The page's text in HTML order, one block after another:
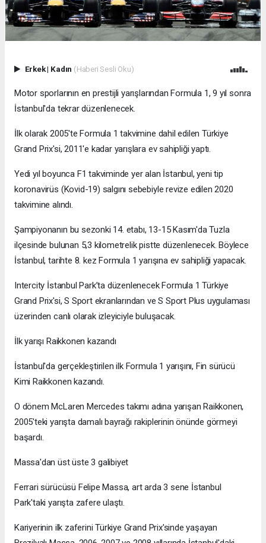
Erkek| Kadın (Haberi Sesli Oku)
Motor sporlarının en prestijli yarışlarından Formula 1, 9 yıl sonra
İstanbul'da tekrar düzenlenecek.
İlk olarak 2005'te Formula 1 takvimine dahil edilen Türkiye
Grand Prix'si, 2011'e kadar yarışlara ev sahipliği yaptı.
Yedi yıl boyunca F1 takviminde yer alan İstanbul, yeni tip
koronavirüs (Kovid-19) salgını sebebiyle revize edilen 2020
takvimine alındı.
Şampiyonanın bu sezonki 14. etabı, 13-15 Kasım'da Tuzla
ilçesinde bulunan 5,3 kilometrelik pistte düzenlenecek. Böylece
İstanbul, tarihte 8. kez Formula 1 yarışına ev sahipliği yapacak.
Intercity İstanbul Park’ta düzenlenecek Formula 1 Türkiye
Grand Prix'si, S Sport ekranlarından ve S Sport Plus uygulaması
üzerinden canlı olarak izleyiciyle buluşacak.
İlk yarışı Raikkonen kazandı
İstanbul'da gerçekleştirilen ilk Formula 1 yarışını, Fin sürücü
Kimi Raikkonen kazandı.
O dönem McLaren Mercedes takımı adına yarışan Raikkonen,
2005'teki yarışta damalı bayrağı rakiplerinin önünde görmeyi
başardı.
Massa'dan üst üste 3 galibiyet
Ferrari sürücüsü Felipe Massa, art arda 3 sene İstanbul
Park'taki yarışta zafere ulaştı.
Kariyerinin ilk zaferini Türkiye Grand Prix'sinde yaşayan